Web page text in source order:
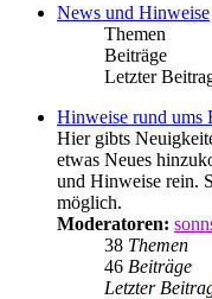
News und Hinweise
Themen
Beiträge
Letzter
Hinweise rund ums
Hier gibts
etwas Neues
und Hinweise rein.
möglich.
Moderatoren:
38 Themen
46 Beiträge
Letzter